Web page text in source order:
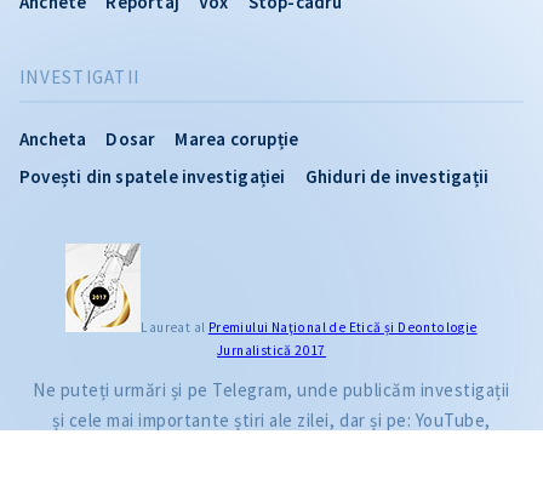
INVESTIGATII
Ancheta Dosar
Marea corupție
Povești din spatele investigației
Ghiduri de investigații
Laureat al Premiului Naţional de Etică și Deontologie
Jurnalistică 2017
Ne puteți urmări și pe Telegram, unde publicăm investigații
și cele mai importante știri ale zilei, dar și pe: YouTube,
CITEȘTE